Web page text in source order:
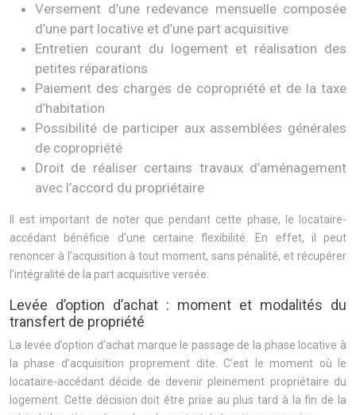
Versement d’une redevance mensuelle composée
d’une part locative et d’une part acquisitive
Entretien courant du logement et réalisation des
petites réparations
Paiement des charges de copropriété et de la taxe
d’habitation
Possibilité de participer aux assemblées générales
de copropriété
Droit de réaliser certains travaux d’aménagement
avec l’accord du propriétaire
Il est important de noter que pendant cette phase, le locataire-
accédant bénéficie d’une certaine flexibilité. En effet, il peut
renoncer à l’acquisition à tout moment, sans pénalité, et récupérer
l’intégralité de la part acquisitive versée.
Levée d’option d’achat : moment et modalités du
transfert de propriété
La levée d’option d’achat marque le passage de la phase locative à
la phase d’acquisition proprement dite. C’est le moment où le
locataire-accédant décide de devenir pleinement propriétaire du
logement. Cette décision doit être prise au plus tard à la fin de la